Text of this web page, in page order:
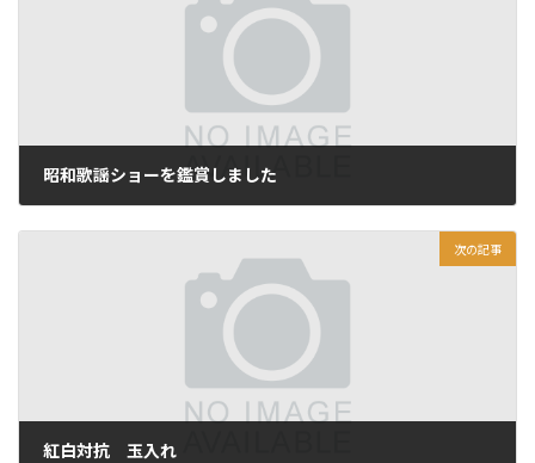
昭和歌謡ショーを鑑賞しました
次の記事
紅白対抗 玉入れ